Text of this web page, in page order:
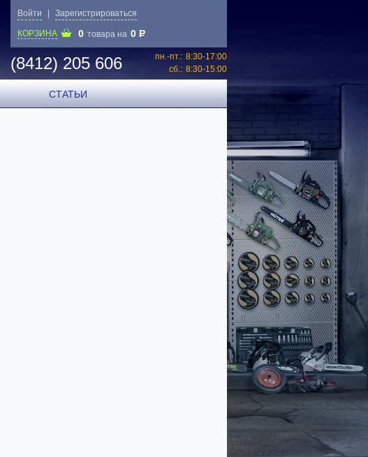
Войти Зарегистрироваться
КОРЗИНА 0 товара на 0 P
(8412) 205 606 пн.-пт.: 8:30-17:00
сб.: 8:30-15:00
СТАТЬИ